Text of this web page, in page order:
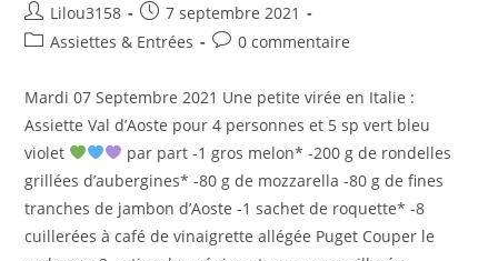
Auteur/autrice
de
Lilou3158
Publication
publiée :
7 septembre 2021
PostAssiettes & Entrées
Commentaires
la
publication :
0 commentaire
Mardi 07 Septembre 2021 Une petite virée en Italie :
Assiette Val d’Aoste pour 4 personnes et 5 sp vert bleu
violet
par part -1 gros melon* -200 g de rondelles
grillées d’aubergines* -80 g de mozzarella -80 g de fines
tranches de jambon d’Aoste -1 sachet de roquette* -8
cuillerées à café de vinaigrette allégée Puget Couper le